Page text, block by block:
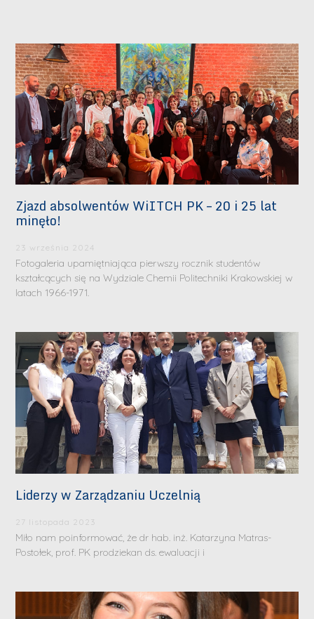
Zjazd absolwentów WiITCH PK – 20 i 25 lat
minęło!
23 września 2024
Fotogaleria upamiętniająca pierwszy rocznik studentów
kształcących się na Wydziale Chemii Politechniki Krakowskiej w
latach 1966-1971.
Liderzy w Zarządzaniu Uczelnią
27 listopada 2023
Miło nam poinformować, że dr hab. inż. Katarzyna Matras-
Postołek, prof. PK prodziekan ds. ewaluacji i